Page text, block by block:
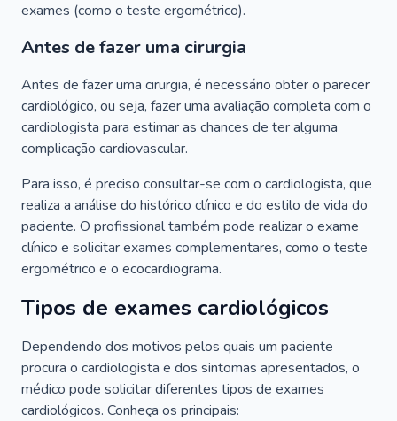
exames (como o teste ergométrico).
Antes de fazer uma cirurgia
Antes de fazer uma cirurgia, é necessário obter o parecer
cardiológico, ou seja, fazer uma avaliação completa com o
cardiologista para estimar as chances de ter alguma
complicação cardiovascular.
Para isso, é preciso consultar-se com o cardiologista, que
realiza a análise do histórico clínico e do estilo de vida do
paciente. O profissional também pode realizar o exame
clínico e solicitar exames complementares, como o teste
ergométrico e o ecocardiograma.
Tipos de exames cardiológicos
Dependendo dos motivos pelos quais um paciente
procura o cardiologista e dos sintomas apresentados, o
médico pode solicitar diferentes tipos de exames
cardiológicos. Conheça os principais: